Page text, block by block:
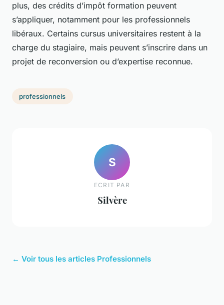
plus, des crédits d’impôt formation peuvent
s’appliquer, notamment pour les professionnels
libéraux. Certains cursus universitaires restent à la
charge du stagiaire, mais peuvent s’inscrire dans un
projet de reconversion ou d’expertise reconnue.
professionnels
S
ECRIT PAR
Silvère
← Voir tous les articles Professionnels